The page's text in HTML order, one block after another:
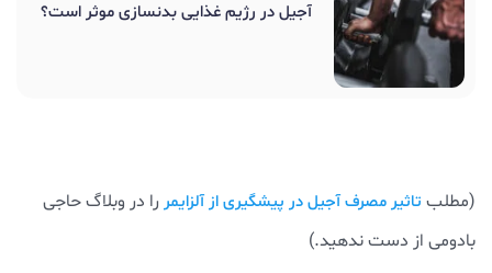
آجیل در رژیم غذایی بدنسازی موثر است؟
(مطلب تاثیر مصرف آجیل در پیشگیری از آلزایمر را در وبلاگ حاجی
بادومی از دست ندهید.)